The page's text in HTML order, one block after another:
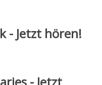
- Jetzt hören!